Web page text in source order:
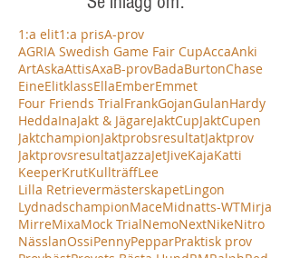
1:a elit1:a prisA-prov
AGRIA Swedish Game Fair CupAccaAnki
ArtAskaAttisAxaB-provBadaBurtonChase
EineElitklassEllaEmberEmmet
Four Friends TrialFrankGojanGulanHardy
HeddaInaJakt & JägareJaktCupJaktCupen
JaktchampionJaktprobsresultatJaktprov
JaktprovsresultatJazzaJetJiveKajaKatti
KeeperKrutKullträffLee
Lilla RetrievermästerskapetLingon
LydnadschampionMaceMidnatts-WTMirja
MirreMixaMock TrialNemoNextNikeNitro
NässlanOssiPennyPepparPraktisk prov